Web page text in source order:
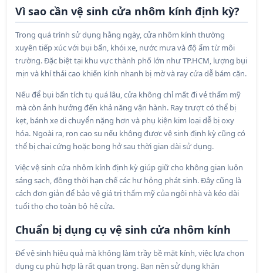
Vì sao cần vệ sinh cửa nhôm kính định kỳ?
Trong quá trình sử dụng hằng ngày, cửa nhôm kính thường
xuyên tiếp xúc với bụi bẩn, khói xe, nước mưa và độ ẩm từ môi
trường. Đặc biệt tại khu vực thành phố lớn như TP.HCM, lượng bụi
mịn và khí thải cao khiến kính nhanh bị mờ và ray cửa dễ bám cặn.
Nếu để bụi bẩn tích tụ quá lâu, cửa không chỉ mất đi vẻ thẩm mỹ
mà còn ảnh hưởng đến khả năng vận hành. Ray trượt có thể bị
kẹt, bánh xe di chuyển nặng hơn và phụ kiện kim loại dễ bị oxy
hóa. Ngoài ra, ron cao su nếu không được vệ sinh định kỳ cũng có
thể bị chai cứng hoặc bong hở sau thời gian dài sử dụng.
Việc vệ sinh cửa nhôm kính định kỳ giúp giữ cho không gian luôn
sáng sạch, đồng thời hạn chế các hư hỏng phát sinh. Đây cũng là
cách đơn giản để bảo vệ giá trị thẩm mỹ của ngôi nhà và kéo dài
tuổi thọ cho toàn bộ hệ cửa.
Chuẩn bị dụng cụ vệ sinh cửa nhôm kính
Để vệ sinh hiệu quả mà không làm trầy bề mặt kính, việc lựa chọn
dụng cụ phù hợp là rất quan trọng. Bạn nên sử dụng khăn